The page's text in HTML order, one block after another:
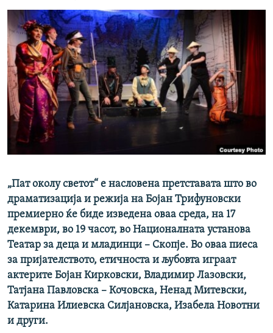
ПОДКАСТ ЗОШТО?
СЛЕДЕТЕ НЕ
РСЕ веб страници
„Пат околу светот“ е насловена претставата што во
драматизација и режија на Бојан Трифуновски
премиерно ќе биде изведена оваа среда, на 17
декември, во 19 часот, во Националната установа
Театар за деца и младинци – Скопје. Во оваа пиеса
за пријателството, етичноста и љубовта играат
актерите Бојан Кирковски, Владимир Лазовски,
Татјана Павловска – Кочовска, Ненад Митевски,
Катарина Илиевска Силјановска, Изабела Новотни
и други.